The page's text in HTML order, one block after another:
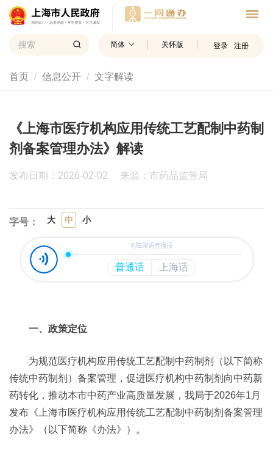
简体 关怀版 登录 注册
首页 信息公开 文字解读
《上海市医疗机构应用传统工艺配制中药制
剂备案管理办法》解读
发布日期：2026-02-02 来源：市药品监管局
字号： 大 中 小
一、政策定位
为规范医疗机构应用传统工艺配制中药制剂（以下简称
传统中药制剂）备案管理，促进医疗机构中药制剂向中药新
药转化，推动本市中药产业高质量发展，我局于2026年1月
发布《上海市医疗机构应用传统工艺配制中药制剂备案管理
办法》（以下简称《办法》）。